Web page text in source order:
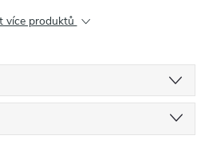
více produktů